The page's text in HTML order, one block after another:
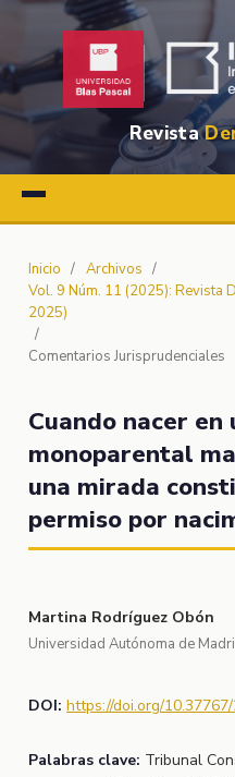
Revista
Inicio / Archivos /
Vol. 9 Núm. 11 (2025): Revista
2025)
/
Comentarios Jurisprudenciales
Cuando nacer
monoparental
una mirada
permiso por
Martina Rodríguez Obón
Universidad Autónoma de
DOI: https://doi.org/
Palabras clave: Tribunal